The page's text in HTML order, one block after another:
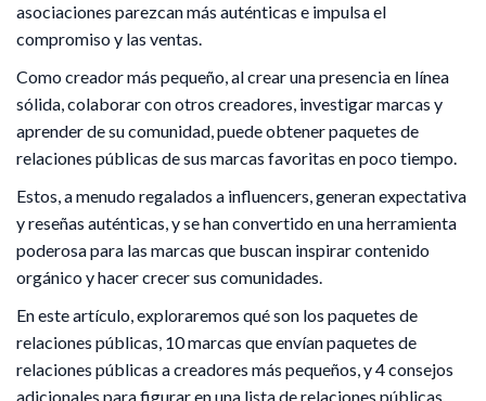
asociaciones parezcan más auténticas e impulsa el
compromiso y las ventas.
Como creador más pequeño, al crear una presencia en línea
sólida, colaborar con otros creadores, investigar marcas y
aprender de su comunidad, puede obtener paquetes de
relaciones públicas de sus marcas favoritas en poco tiempo.
Estos, a menudo regalados a influencers, generan expectativa
y reseñas auténticas, y se han convertido en una herramienta
poderosa para las marcas que buscan inspirar contenido
orgánico y hacer crecer sus comunidades.
En este artículo, exploraremos qué son los paquetes de
relaciones públicas, 10 marcas que envían paquetes de
relaciones públicas a creadores más pequeños, y 4 consejos
adicionales para figurar en una lista de relaciones públicas.